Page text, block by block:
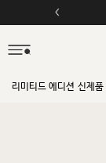
리미티드 에디션 신제품